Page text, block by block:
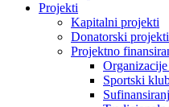
Projekti
Kapitalni projekti
Donatorski
Projektno
Sportski